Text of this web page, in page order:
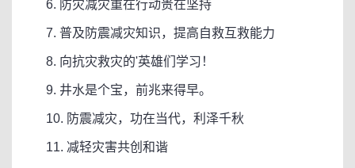
6. 防灾减灾重在行动贵在坚持
7. 普及防震减灾知识，提高自救互救能力
8. 向抗灾救灾的'英雄们学习！
9. 井水是个宝，前兆来得早。
10. 防震减灾，功在当代，利泽千秋
11. 减轻灾害共创和谐